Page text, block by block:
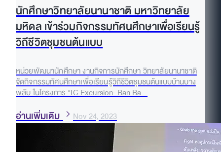
นักศึกษาวิทยาลัยนานาชาติ มหาวิทยาลัย
มหิดล เข้าร่วมกิจกรรมทัศนศึกษาเพื่อเรียนรู้
วิถีชีวิตชุมชนต้นแบบ
หน่วยพัฒนานักศึกษา งานกิจการนักศึกษา วิทยาลัยนานาชาติ
จัดกิจกรรมทัศนศึกษาเพื่อเรียนรู้วิถีชีวิตชุมชนต้นแบบบ้านบาง
พลับ ในโครงการ "IC Excursion: Ban Ba...
อ่านเพิ่มเติม Nov 24, 2023